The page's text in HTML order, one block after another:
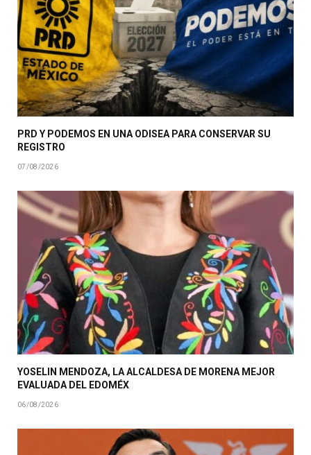
PRD Y PODEMOS EN UNA ODISEA PARA CONSERVAR SU
REGISTRO
07/08/2026
YOSELIN MENDOZA, LA ALCALDESA DE MORENA MEJOR
EVALUADA DEL EDOMÉX
06/08/2026